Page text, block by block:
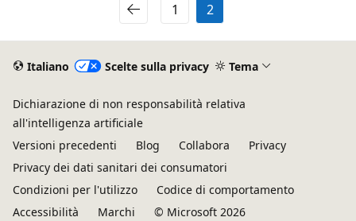
1 2
Italiano Scelte sulla privacy Tema
Dichiarazione di non responsabilità relativa
all'intelligenza artificiale
Versioni precedenti
Blog Collabora
Privacy
Privacy dei dati sanitari dei consumatori
Condizioni per l'utilizzo
Codice di comportamento
Accessibilità
Marchi © Microsoft 2026